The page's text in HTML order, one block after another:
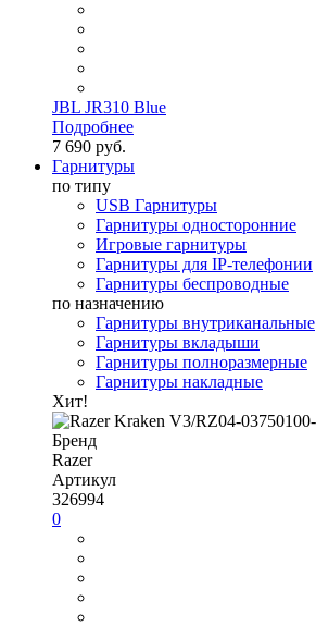
JBL JR310 Blue
Подробнее
7 690 руб.
Гарнитуры
по типу
USB Гарнитуры
Гарнитуры односторонние
Игровые гарнитуры
Гарнитуры для IP-телефонии
Гарнитуры беспроводные
по назначению
Гарнитуры внутриканальные
Гарнитуры вкладыши
Гарнитуры полноразмерные
Гарнитуры накладные
Хит!
Бренд
Razer
Артикул
326994
0